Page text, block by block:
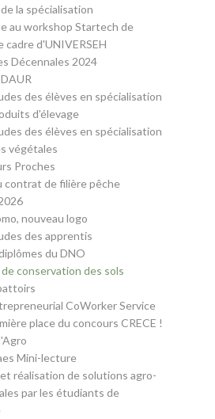
la spécialisation
au workshop Startech de
cadre d'UNIVERSEH
Décennales 2024
des élèves en spécialisation
d'élevage
des élèves en spécialisation
végétales
Proches
contrat de filière pêche
nouveau logo
des apprentis
du DNO
conservation des sols
CoWorker Service
place du concours CRECE !
Mini-lecture
réalisation de solutions agro-
par les étudiants de